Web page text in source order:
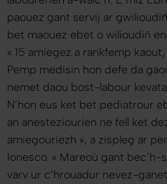
paouez gant servij ar
bet maouez ebet o wilioudiñ
« 15 amiegez a rankfemp
Pemp medisin hon defe da
nemet daou bost-labour
N’hon eus ket bet pediatrour
an anesteziourien ne fell ket
amiegouriezh », a zispleg ar
Ionesco. « Mareoù gant bec’h-
varv ur c’hrouadur nevez-